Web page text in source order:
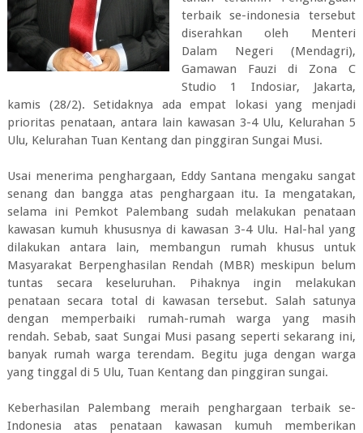
terbaik se-indonesia tersebut
diserahkan oleh Menteri
Dalam Negeri (Mendagri),
Gamawan Fauzi di Zona C
Studio 1 Indosiar, Jakarta,
kamis (28/2). Setidaknya ada empat lokasi yang menjadi
prioritas penataan, antara lain kawasan 3-4 Ulu, Kelurahan 5
Ulu, Kelurahan Tuan Kentang dan pinggiran Sungai Musi.
Usai menerima penghargaan, Eddy Santana mengaku sangat
senang dan bangga atas penghargaan itu. Ia mengatakan,
selama ini Pemkot Palembang sudah melakukan penataan
kawasan kumuh khususnya di kawasan 3-4 Ulu. Hal-hal yang
dilakukan antara lain, membangun rumah khusus untuk
Masyarakat Berpenghasilan Rendah (MBR) meskipun belum
tuntas secara keseluruhan. Pihaknya ingin melakukan
penataan secara total di kawasan tersebut. Salah satunya
dengan memperbaiki rumah-rumah warga yang masih
rendah. Sebab, saat Sungai Musi pasang seperti sekarang ini,
banyak rumah warga terendam. Begitu juga dengan warga
yang tinggal di 5 Ulu, Tuan Kentang dan pinggiran sungai.
Keberhasilan Palembang meraih penghargaan terbaik se-
Indonesia atas penataan kawasan kumuh memberikan